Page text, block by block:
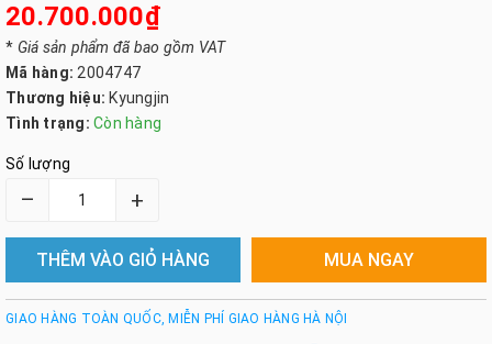
20.700.000₫
* Giá sản phẩm đã bao gồm VAT
Mã hàng: 2004747
Thương hiệu: Kyungjin
Tình trạng: Còn hàng
Số lượng
– +
THÊM VÀO GIỎ HÀNG MUA NGAY
GIAO HÀNG TOÀN QUỐC, MIỄN PHÍ GIAO HÀNG HÀ NỘI